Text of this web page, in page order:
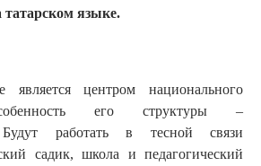
татарском языке.
является центром национального
его структуры –
Будут работать в тесной связи
садик, школа и педагогический